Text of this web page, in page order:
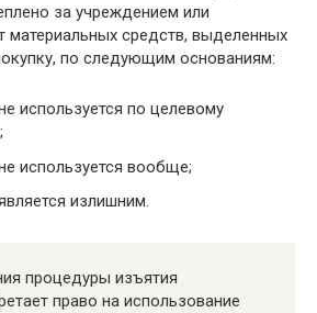
за учреждением или
материальных средств, выделенных
по следующим основаниям:
используется по целевому
используется вообще;
излишним.
процедуры изъятия
право на использование